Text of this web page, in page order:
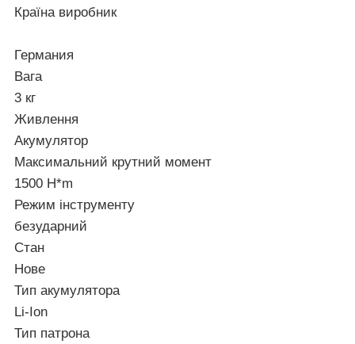
Країна виробник
Германия
Вага
3 кг
Живлення
Акумулятор
Максимальний крутний момент
1500 H*m
Режим інструменту
безударний
Стан
Нове
Тип акумулятора
Li-Ion
Тип патрона